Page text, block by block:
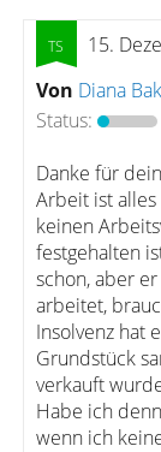
15.
Von Diana
Status:
Danke für
Arbeit ist
keinen
festgehalten
schon, aber
arbeitet,
Insolvenz hat
Grundstück
verkauft
Habe ich
wenn ich